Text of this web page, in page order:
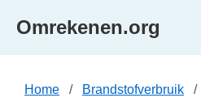
Omrekenen.org
Home Brandstofverbruik